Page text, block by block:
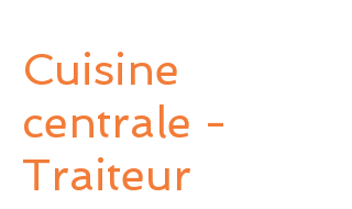
Cuisine
centrale -
Traiteur